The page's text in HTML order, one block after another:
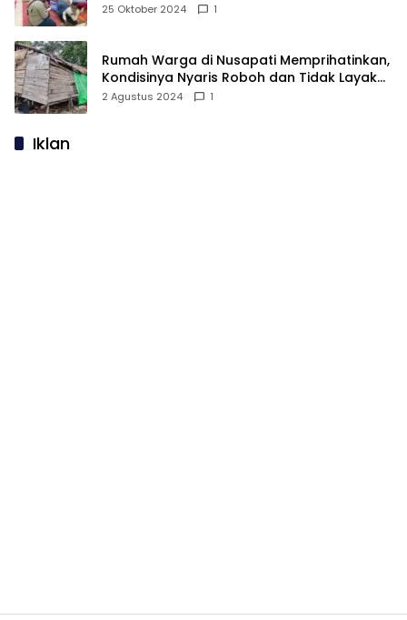
25 Oktober 2024 1
Rumah Warga di Nusapati Memprihatinkan,
Kondisinya Nyaris Roboh dan Tidak Layak
Huni
2 Agustus 2024 1
Iklan